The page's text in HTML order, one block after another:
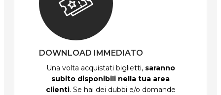
DOWNLOAD IMMEDIATO
Una volta acquistati biglietti, saranno
subito disponibili nella tua area
clienti. Se hai dei dubbi e/o domande